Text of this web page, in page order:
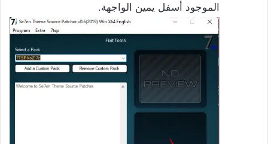
الموجود أسفل يمين الواجهة.